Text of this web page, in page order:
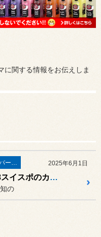
に関する情報をお伝えしま
2025年6月1日
運良く購入できた33スイスポのカスタマイズは“こだわりのサウンド”からスタート！スズキ スイフトスポーツ（ZC33S）に「カロッツェリア FH6500DVD」&「FUJITSUBO A-RM+C」の取り付け！
の